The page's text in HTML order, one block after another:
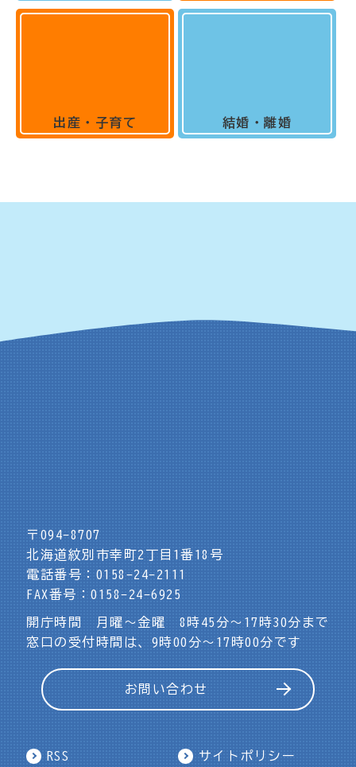
出産・子育て 結婚・離婚
〒094-8707
北海道紋別市幸町2丁目1番18号
電話番号：0158-24-2111
FAX番号：0158-24-6925
開庁時間 月曜～金曜 8時45分～17時30分まで
窓口の受付時間は、9時00分～17時00分です
お問い合わせ
RSS サイトポリシー